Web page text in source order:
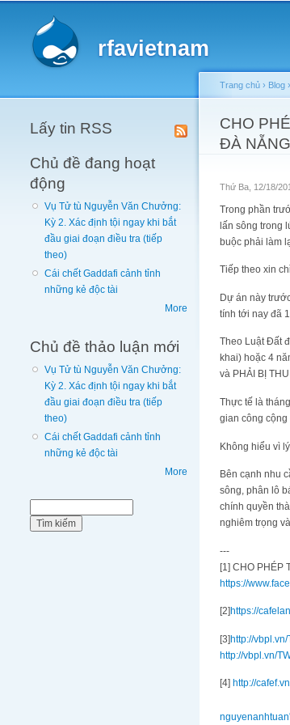
rfavietnam
Lấy tin RSS
Chủ đề đang hoạt
động
Vụ Tử tù Nguyễn Văn Chưởng:
Kỳ 2. Xác định tội ngay khi bắt
đầu giai đoạn điều tra (tiếp
theo)
Cái chết Gaddafi cảnh tỉnh
những kẻ độc tài
More
Chủ đề thảo luận mới
Vụ Tử tù Nguyễn Văn Chưởng:
Kỳ 2. Xác định tội ngay khi bắt
đầu giai đoạn điều tra (tiếp
theo)
Cái chết Gaddafi cảnh tỉnh
những kẻ độc tài
More
You are
Trang chủ › Blog ›
CHO
ĐÀ
Thứ Ba, 12/18/
Trong phần
lấn sông trong
buộc phải làm
Tiếp theo xin
Dự án này
tính tới nay đã
Theo Luật Đất
khai) hoặc 4
và PHẢI BỊ
Thực tế là
gian công
Không hiểu vì
Bên cạnh nhu
sông, phân lô
chính quyền
nghiêm trọng
---
[1] CHO PHÉP
https://
[2]https://
[3]http://
http://vbpl.vn/
[4] http://